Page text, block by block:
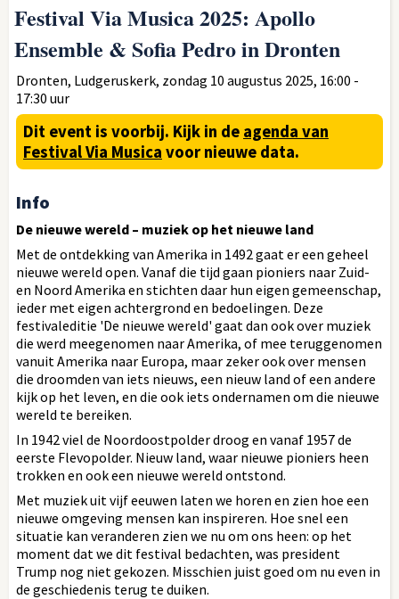
Festival Via Musica 2025: Apollo
Ensemble & Sofia Pedro in Dronten
Dronten, Ludgeruskerk, zondag 10 augustus 2025, 16:00 -
17:30 uur
Dit event is voorbij. Kijk in de agenda van
Festival Via Musica voor nieuwe data.
Info
De nieuwe wereld – muziek op het nieuwe land
Met de ontdekking van Amerika in 1492 gaat er een geheel
nieuwe wereld open. Vanaf die tijd gaan pioniers naar Zuid-
en Noord Amerika en stichten daar hun eigen gemeenschap,
ieder met eigen achtergrond en bedoelingen. Deze
festivaleditie 'De nieuwe wereld' gaat dan ook over muziek
die werd meegenomen naar Amerika, of mee teruggenomen
vanuit Amerika naar Europa, maar zeker ook over mensen
die droomden van iets nieuws, een nieuw land of een andere
kijk op het leven, en die ook iets ondernamen om die nieuwe
wereld te bereiken.
In 1942 viel de Noordoostpolder droog en vanaf 1957 de
eerste Flevopolder. Nieuw land, waar nieuwe pioniers heen
trokken en ook een nieuwe wereld ontstond.
Met muziek uit vijf eeuwen laten we horen en zien hoe een
nieuwe omgeving mensen kan inspireren. Hoe snel een
situatie kan veranderen zien we nu om ons heen: op het
moment dat we dit festival bedachten, was president
Trump nog niet gekozen. Misschien juist goed om nu even in
de geschiedenis terug te duiken.